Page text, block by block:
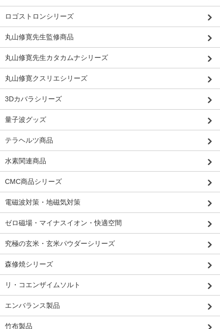
ロゴストロンシリーズ
丸山修寛先生監修商品
丸山修寛先生カタカムナシリーズ
丸山修寛クスリエシリーズ
3Dカバラシリーズ
量子波グッズ
テラヘルツ商品
水素関連商品
CMC商品シリーズ
電磁波対策・地磁気対策
ゼロ磁場・マイナスイオン・快適空間
究極の玄米・玄米パウダーシリーズ
森修焼シリーズ
リ・コエンザイムソルト
エンバランス製品
竹布製品